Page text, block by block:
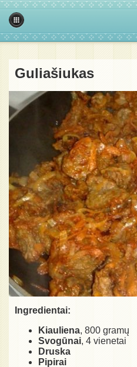
Guliašiukas
Ingredientai:
Kiauliena, 800 gramų
Svogūnai, 4 vienetai
Druska
Pipirai